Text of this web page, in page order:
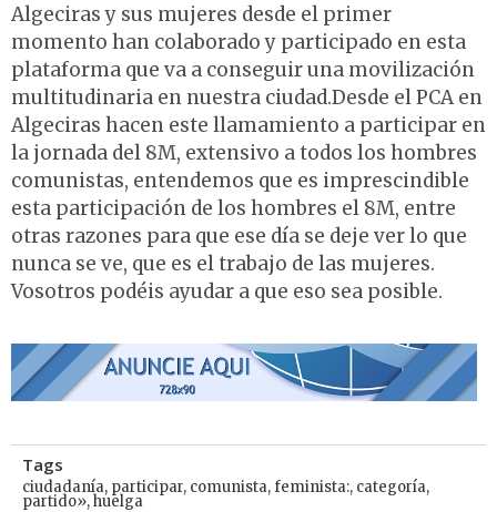
Algeciras y sus mujeres desde el primer
momento han colaborado y participado en esta
plataforma que va a conseguir una movilización
multitudinaria en nuestra ciudad.Desde el PCA en
Algeciras hacen este llamamiento a participar en
la jornada del 8M, extensivo a todos los hombres
comunistas, entendemos que es imprescindible
esta participación de los hombres el 8M, entre
otras razones para que ese día se deje ver lo que
nunca se ve, que es el trabajo de las mujeres.
Vosotros podéis ayudar a que eso sea posible.
Tags
ciudadanía, participar, comunista,feminista:, categoría,
partido»,huelga